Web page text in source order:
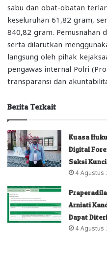
sabu dan obat-obatan
keseluruhan 61,82 gram,
840,82 gram. Pemusnahan
serta dilarutkan
langsung oleh pihak
pengawas internal Polri
transparansi dan
Berita Terkait
Kuasa
Digital
Saksi Kunci
4 Agustus
Arniati
Dapat
4 Agustus